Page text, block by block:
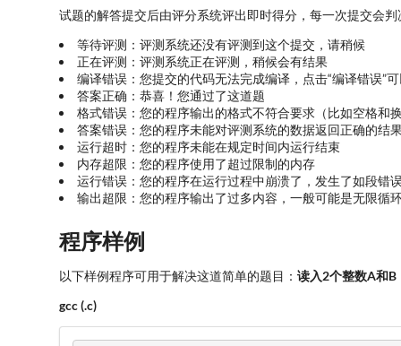
试题的解答提交后由评分系统评出即时得分，每一次提交会
等待评测：评测系统还没有评测到这个提交，请稍候
正在评测：评测系统正在评测，稍候会有结果
编译错误：您提交的代码无法完成编译，点击“编译错误”
答案正确：恭喜！您通过了这道题
格式错误：您的程序输出的格式不符合要求（比如空格和
答案错误：您的程序未能对评测系统的数据返回正确的结
运行超时：您的程序未能在规定时间内运行结束
内存超限：您的程序使用了超过限制的内存
运行错误：您的程序在运行过程中崩溃了，发生了如段错
输出超限：您的程序输出了过多内容，一般可能是无限循
程序样例
以下样例程序可用于解决这道简单的题目： 读入2个整数A和B
gcc (.c)